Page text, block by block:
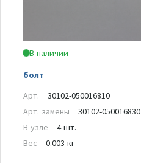
В наличии
болт
Арт.
30102-050016810
Арт. замены
30102-050016830
В узле
4 шт.
Вес
0.003 кг